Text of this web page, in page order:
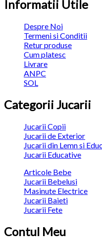
Informatii Utile
Despre Noi
Termeni si Conditii
Retur produse
Cum platesc
Livrare
ANPC
SOL
Categorii Jucarii
Jucarii Copii
Jucarii de Exterior
Jucarii din Lemn si
Jucarii Educative
Articole Bebe
Jucarii Bebelusi
Masinute Electrice
Jucarii Baieti
Jucarii Fete
Contul Meu